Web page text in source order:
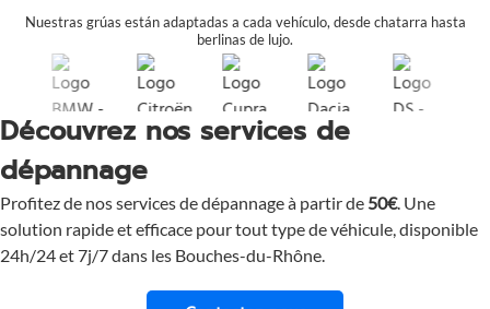
Nuestras grúas están adaptadas a cada vehículo, desde chatarra hasta
berlinas de lujo.
Découvrez nos services de
dépannage
Profitez de nos services de dépannage à partir de 50€. Une
solution rapide et efficace pour tout type de véhicule, disponible
24h/24 et 7j/7 dans les Bouches-du-Rhône.